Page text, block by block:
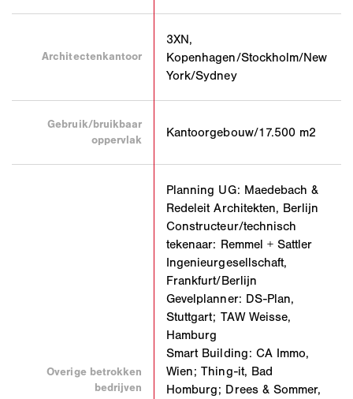
Architectenkantoor
3XN,
Kopenhagen/Stockholm/New
York/Sydney
Gebruik/bruikbaar
oppervlak
Kantoorgebouw/17.500 m2
Overige betrokken
bedrijven
Planning UG: Maedebach &
Redeleit Architekten, Berlijn
Constructeur/technisch
tekenaar: Remmel + Sattler
Ingenieurgesellschaft,
Frankfurt/Berlijn
Gevelplanner: DS-Plan,
Stuttgart; TAW Weisse,
Hamburg
Smart Building: CA Immo,
Wien; Thing-it, Bad
Homburg; Drees & Sommer,